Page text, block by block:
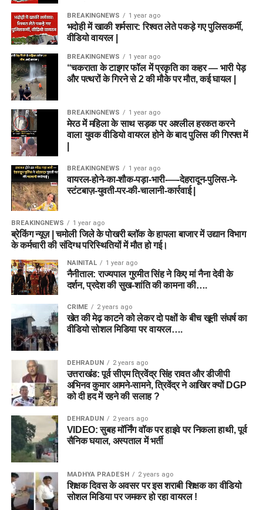
BREAKINGNEWS 1 year ago
भदोही में खाकी शर्मसार: रिश्वत लेते पकड़े गए पुलिसकर्मी,
वीडियो वायरल |
BREAKINGNEWS 1 year ago
“चकराता के टाइगर फॉल में प्रकृति का कहर — भारी पेड़
और पत्थरों के गिरने से 2 की मौके पर मौत, कई घायल |
BREAKINGNEWS 1 year ago
मेरठ में महिला के साथ सड़क पर अश्लील हरकत करने
वाला युवक वीडियो वायरल होने के बाद पुलिस की गिरफ्त में
BREAKINGNEWS 1 year ago
वायरल-होने-का-शौक-पड़ा-भारी-—-देहरादून-पुलिस-ने-
स्टंटबाज़-युवती-पर-की-चालानी-कार्रवाई |
BREAKINGNEWS 1 year ago
ब्रेकिंग न्यूज़ | चमोली जिले के पोखरी ब्लॉक के हापला बाजार में उद्यान विभाग
के कर्मचारी की संदिग्ध परिस्थितियों में मौत हो गई।
NAINITAL 1 year ago
नैनीताल: राज्यपाल गुरमीत सिंह ने किए मां नैना देवी के
दर्शन, प्रदेश की सुख-शांति की कामना की….
CRIME 2 years ago
खेत की मेढ़ काटने को लेकर दो पक्षों के बीच खूनी संघर्ष का
वीडियो सोशल मिडिया पर वायरल….
DEHRADUN 2 years ago
उत्तराखंड: पूर्व सीएम त्रिवेंद्र सिंह रावत और डीजीपी
अभिनव कुमार आमने-सामने, त्रिवेंद्र ने आखिर क्यों DGP
को दी हद में रहने की सलाह ?
DEHRADUN 2 years ago
VIDEO: सुबह मॉर्निंग वॉक पर हाइवे पर निकला हाथी, पूर्व
सैनिक घयाल, अस्पताल में भर्ती
MADHYA PRADESH 2 years ago
शिक्षक दिवस के अवसर पर इस शराबी शिक्षक का वीडियो
सोशल मिडिया पर जमकर हो रहा वायरल !